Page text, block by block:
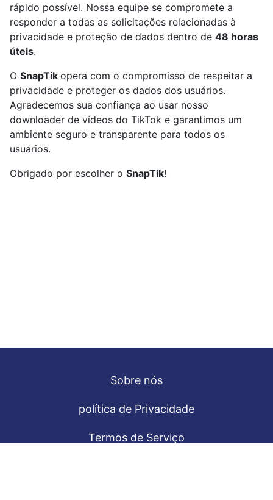
rápido possível. Nossa equipe se compromete a
responder a todas as solicitações relacionadas à
privacidade e proteção de dados dentro de 48 horas
úteis.
O SnapTik opera com o compromisso de respeitar a
privacidade e proteger os dados dos usuários.
Agradecemos sua confiança ao usar nosso
downloader de vídeos do TikTok e garantimos um
ambiente seguro e transparente para todos os
usuários.
Obrigado por escolher o SnapTik!
Sobre nós
política de Privacidade
Termos de Serviço